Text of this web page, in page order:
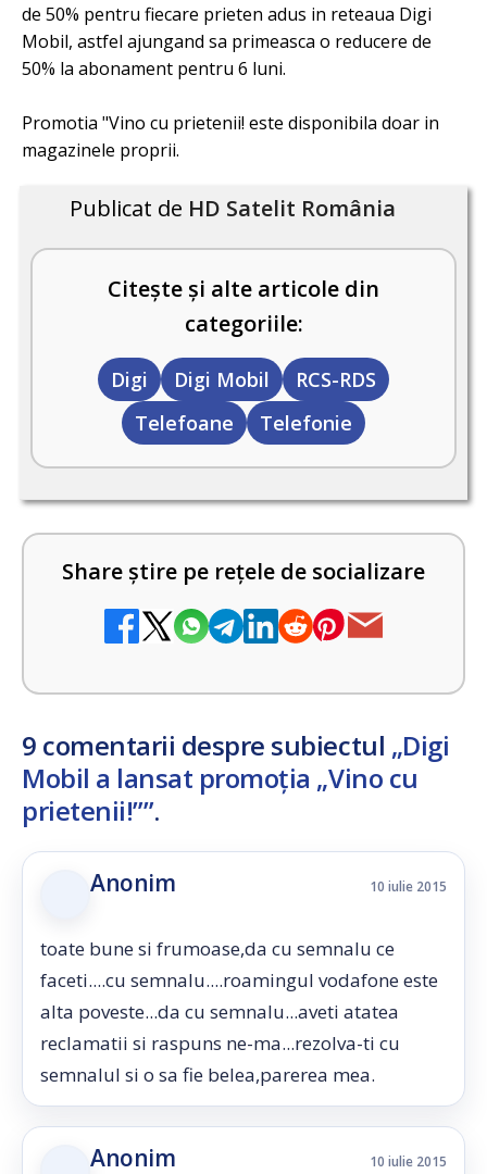
de 50% pentru fiecare prieten adus in reteaua Digi
Mobil, astfel ajungand sa primeasca o reducere de
50% la abonament pentru 6 luni.
Promotia "Vino cu prietenii! este disponibila doar in
magazinele proprii.
Publicat de HD Satelit România
Citește și alte articole din
categoriile:
Digi Digi Mobil
RCS-RDS
Telefoane
Telefonie
Share știre pe rețele de socializare
9 comentarii despre subiectul „Digi
Mobil a lansat promoția „Vino cu
prietenii!””.
Anonim 10 iulie 2015
toate bune si frumoase,da cu semnalu ce
faceti....cu semnalu....roamingul vodafone este
alta poveste...da cu semnalu...aveti atatea
reclamatii si raspuns ne-ma...rezolva-ti cu
semnalul si o sa fie belea,parerea mea.
Anonim 10 iulie 2015